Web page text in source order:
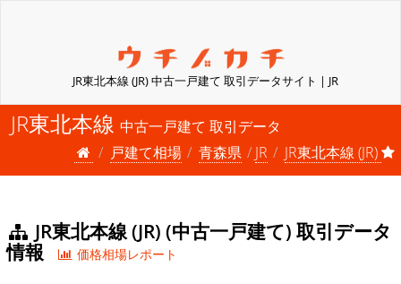
JR東北本線 (JR) 中古一戸建て 取引データサイト | JR
JR東北本線 中古一戸建て 取引データ
戸建て相場
青森県 JR JR東北本線 (JR)
JR東北本線 (JR) (中古一戸建て) 取引データ
情報
価格相場レポート